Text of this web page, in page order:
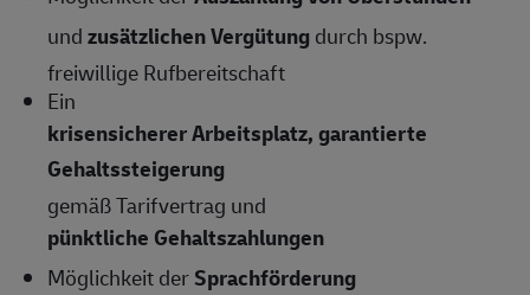
undzusätzlichen Vergütungdurch bspw.
freiwillige Rufbereitschaft
Ein
krisensicherer Arbeitsplatz, garantierte
Gehaltssteigerung
gemäß Tarifvertrag und
pünktliche Gehaltszahlungen
Möglichkeit derSprachförderung